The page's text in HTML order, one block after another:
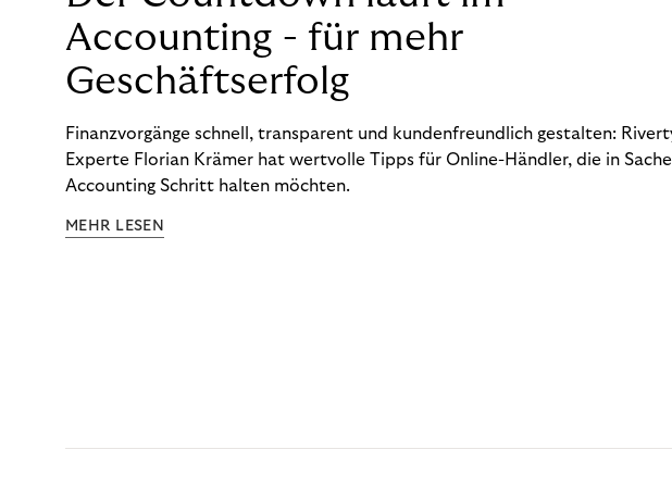
Accounting - für mehr
Geschäftserfolg
Finanzvorgänge schnell, transparent und kundenfreundlich gestalten:
Experte Florian Krämer hat wertvolle Tipps für Online-Händler, die in
Accounting Schritt halten möchten.
MEHR LESEN